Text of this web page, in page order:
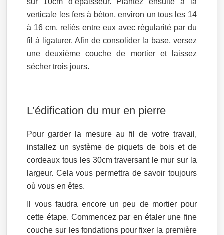
sur 10cm d’épaisseur. Plantez ensuite à la
verticale les fers à béton, environ un tous les 14
à 16 cm, reliés entre eux avec régularité par du
fil à ligaturer. Afin de consolider la base, versez
une deuxième couche de mortier et laissez
sécher trois jours.
L’édification du mur en pierre
Pour garder la mesure au fil de votre travail,
installez un système de piquets de bois et de
cordeaux tous les 30cm traversant le mur sur la
largeur. Cela vous permettra de savoir toujours
où vous en êtes.
Il vous faudra encore un peu de mortier pour
cette étape. Commencez par en étaler une fine
couche sur les fondations pour fixer la première